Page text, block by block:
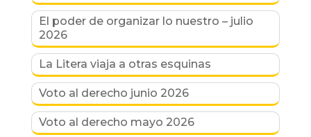
El poder de organizar lo nuestro – julio
2026
La Litera viaja a otras esquinas
Voto al derecho junio 2026
Voto al derecho mayo 2026